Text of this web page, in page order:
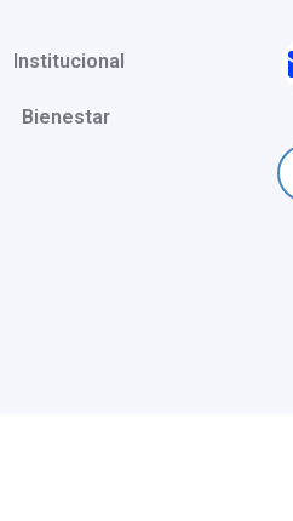
Institucional
Bienestar